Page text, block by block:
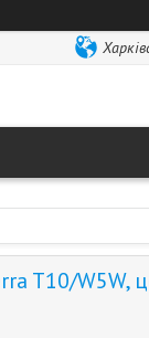
T10/W5W,